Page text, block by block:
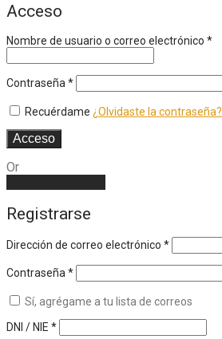
Acceso
Nombre de usuario o correo electrónico *
Contraseña *
Recuérdame ¿Olvidaste la contraseña?
Acceso
Or
Registrarse
Dirección de correo electrónico *
Contraseña *
Sí, agrégame a tu lista de correos
DNI / NIE *